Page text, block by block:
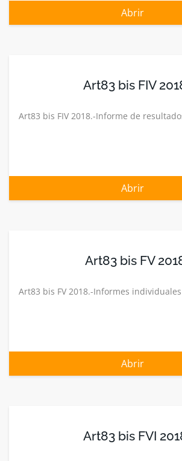
Abrir
Art83 bis FIV
Art83 bis FIV 2018.-Informe de
Abrir
Art83 bis FV
Art83 bis FV 2018.-Informes
Abrir
Art83 bis FVI